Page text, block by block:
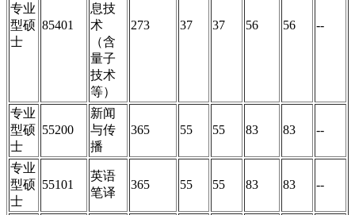
专业
型硕
士
85401
息技
术
（含
量子
技术
等）
273 37 37 56 56 --
专业
型硕
士
55200
新闻
与传
播
365 55 55 83 83 --
专业
型硕
士
55101
英语
笔译
365 55 55 83 83 --